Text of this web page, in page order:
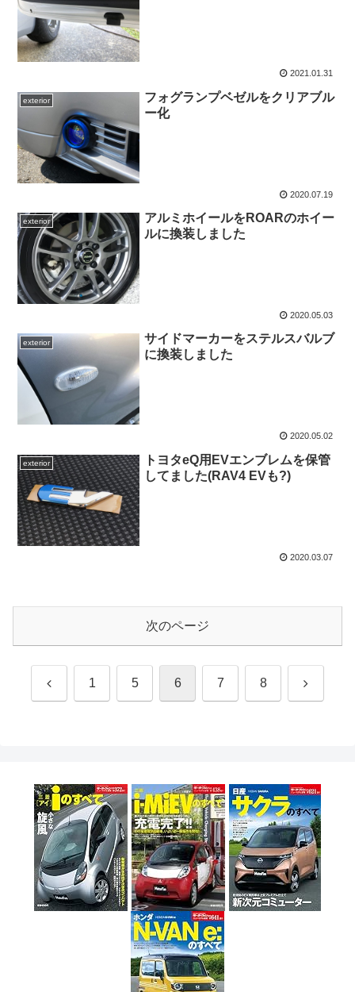
2021.01.31
exterior
フォグランプベゼルをクリアブル
ー化
2020.07.19
exterior
アルミホイールをROARのホイー
ルに換装しました
2020.05.03
exterior
サイドマーカーをステルスバルブ
に換装しました
2020.05.02
exterior
トヨタeQ用EVエンブレムを保管
してました(RAV4 EVも?)
2020.03.07
次のページ
前 1 5 6 7 8 次